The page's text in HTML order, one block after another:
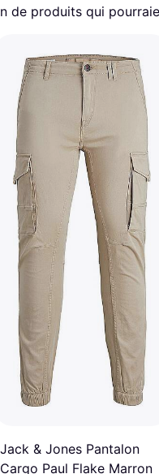
de produits qui
Jack & Jones Pantalon
Cargo Paul Flake Marron